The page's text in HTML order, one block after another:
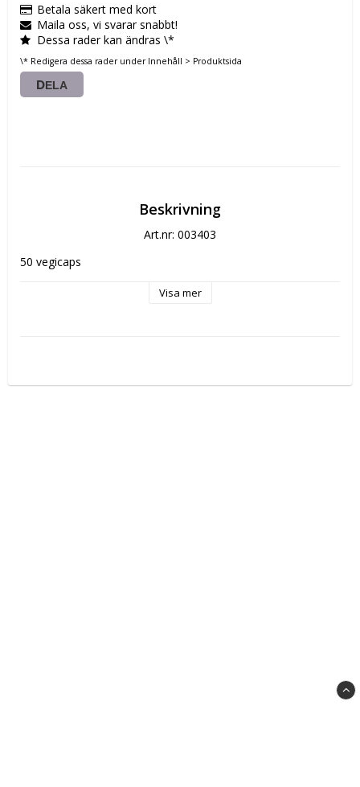
Betala säkert med kort
Maila oss, vi svarar snabbt!
Dessa rader kan ändras \*
\* Redigera dessa rader under Innehåll > Produktsida
DELA
Beskrivning
Art.nr: 003403
50 vegicaps
Visa mer